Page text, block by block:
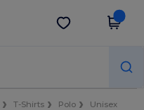
Stáhnout app
T-Shirts Polo
Unisex